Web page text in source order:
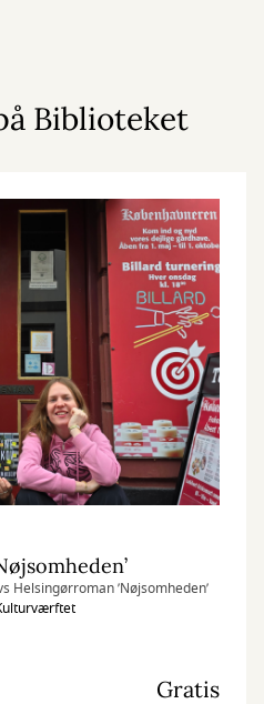
Biblioteket
Helsingørroman ’Nøjsomheden’
Gratis